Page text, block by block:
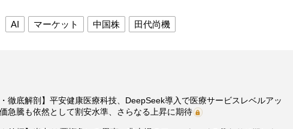
AI マーケット 中国株 田代尚機
徹底解剖】平安健康医療科技、DeepSeek導入で医療サービスレベルアッ
急騰も依然として割安水準、さらなる上昇に期待